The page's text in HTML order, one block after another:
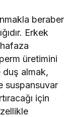
beraber
Erkek
üretimini
duş almak,
suspansuvar
için